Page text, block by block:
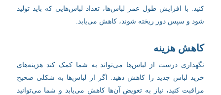
کنید. با افزایش طول عمر لباس‌ها، تعداد لباس‌هایی که باید تولید
شود و سپس دور ریخته شوند، کاهش می‌یابد.
کاهش هزینه
نگهداری درست از لباس‌ها می‌تواند به شما کمک کند هزینه‌های
خرید لباس جدید را کاهش دهید. اگر از لباس‌ها به شکلی صحیح
مراقبت کنید، نیاز به تعویض آن‌ها کاهش می‌یابد و شما می‌توانید